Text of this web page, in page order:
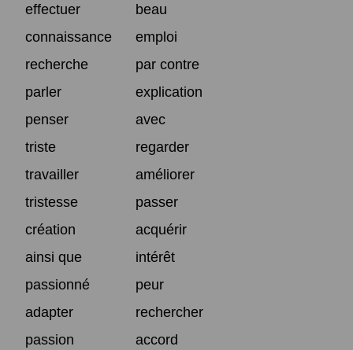
effectuer
beau
connaissance
emploi
recherche
par contre
parler
explication
penser
avec
triste
regarder
travailler
améliorer
tristesse
passer
création
acquérir
ainsi que
intérêt
passionné
peur
adapter
rechercher
passion
accord